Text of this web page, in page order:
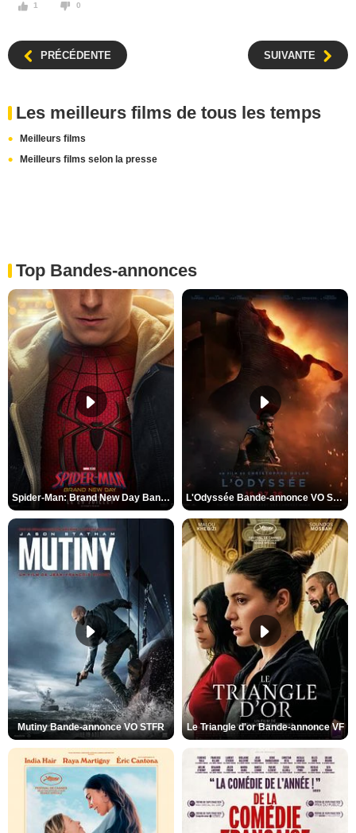
1 0
PRÉCÉDENTE SUIVANTE
Les meilleurs films de tous les temps
Meilleurs films
Meilleurs films selon la presse
Top Bandes-annonces
Spider-Man: Brand New Day Bande-annonce VO STFR L'Odyssée Bande-annonce VO STFR
Mutiny Bande-annonce VO STFR Le Triangle d'or Bande-annonce VF